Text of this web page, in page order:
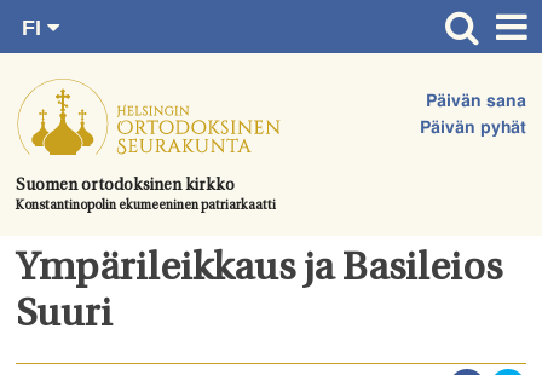
suoraan
sisältöön.
Suomen ortodoksinen kirkko
Konstantinopolin ekumeeninen patriarkaatti
Päivän sana
Päivän pyhät
FI
SV
EN
UA
Etusivu
Ajankohtaista
Juhlat & toimitukset
Kirkot
Apua & tukea
Ympärileikkaus ja Basileios
Suuri